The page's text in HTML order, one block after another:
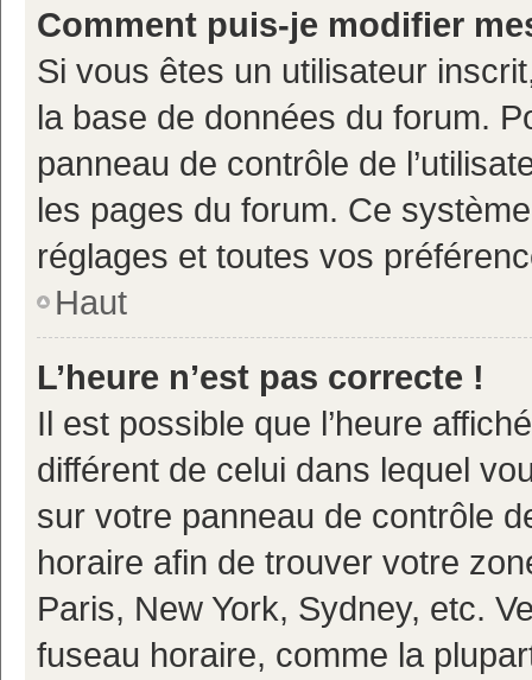
Comment puis-je modifier
Si vous êtes un utilisateur
la base de données du forum.
panneau de contrôle de
les pages du forum. Ce
réglages et toutes vos
Haut
L’heure n’est pas correcte !
Il est possible que l’heure
différent de celui dans lequel
sur votre panneau de contrôle
horaire afin de trouver votre
Paris, New York, Sydney, etc.
fuseau horaire, comme la